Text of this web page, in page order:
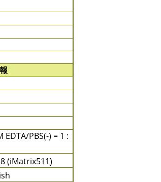
EDTA/PBS(-) = 1 :
(iMatrix511)